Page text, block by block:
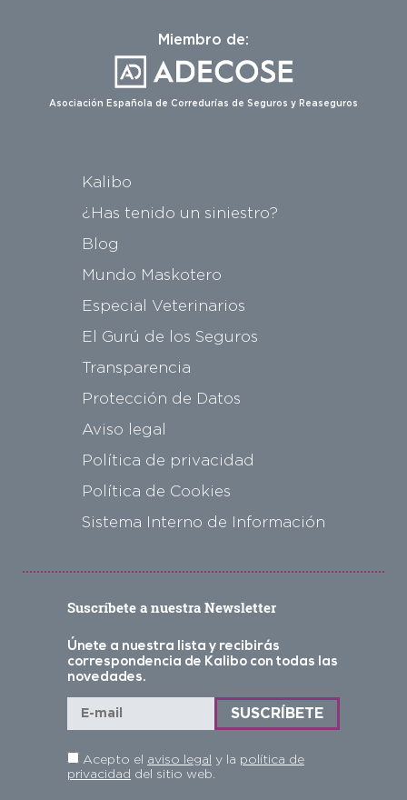
Miembro de:
Asociación Española de Corredurías de Seguros y Reaseguros
Kalibo
¿Has tenido un siniestro?
Blog
Mundo Maskotero
Especial Veterinarios
El Gurú de los Seguros
Transparencia
Protección de Datos
Aviso legal
Política de privacidad
Política de Cookies
Sistema Interno de Información
Suscríbete a nuestra Newsletter
Únete a nuestra lista y recibirás
correspondencia de Kalibo con todas las
novedades.
Acepto el aviso legal y la política de
privacidad del sitio web.